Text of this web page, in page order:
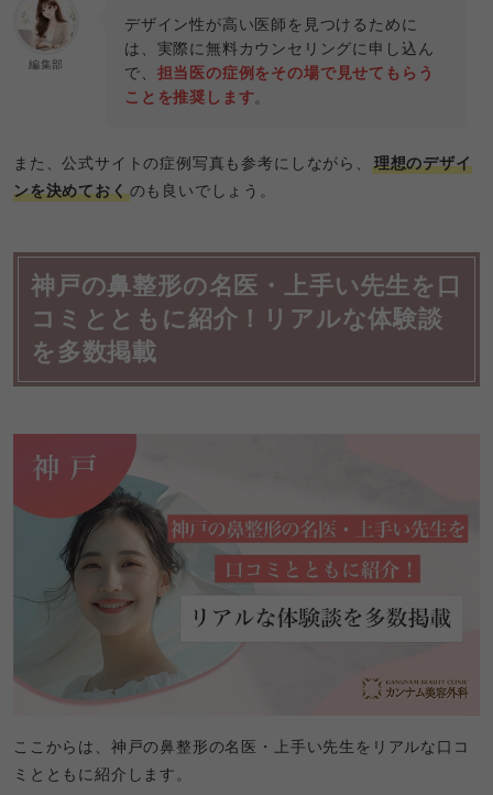
編集部
デザイン性が高い医師を見つけるために
は、実際に無料カウンセリングに申し込ん
で、 担当医の症例をその場で見せてもらう
ことを推奨します。
また、公式サイトの症例写真も参考にしながら、
理想のデザイ
ンを決めておくのも良いでしょう。
神戸の鼻整形の名医・上手い先生を口
コミとともに紹介！リアルな体験談
を多数掲載
ここからは、神戸の鼻整形の名医・上手い先生をリアルな口コ
ミとともに紹介します。